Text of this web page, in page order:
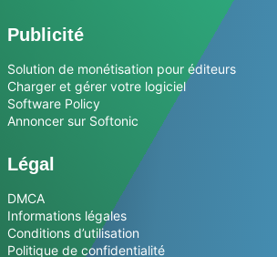
Publicité
Solution de monétisation pour éditeurs
Charger et gérer votre logiciel
Software Policy
Annoncer sur Softonic
Légal
DMCA
Informations légales
Conditions d’utilisation
Politique de confidentialité